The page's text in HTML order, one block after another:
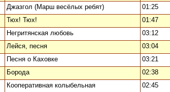
Джазгол (Марш весёлых ребят) 01:25
Тюх! Тюх! 01:47
Негритянская любовь 03:12
Лейся, песня 03:04
Песня о Каховке 03:21
Борода 02:38
Кооперативная колыбельная 02:45